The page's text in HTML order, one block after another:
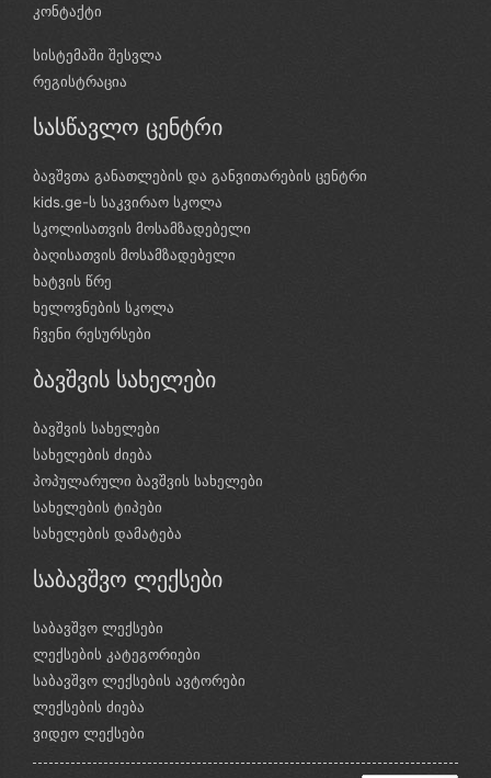
კონტაქტი
სისტემაში შესვლა
რეგისტრაცია
სასწავლო ცენტრი
ბავშვთა განათლების და განვითარების ცენტრი
kids.ge-ს საკვირაო სკოლა
სკოლისათვის მოსამზადებელი
ბაღისათვის მოსამზადებელი
ხატვის წრე
ხელოვნების სკოლა
ჩვენი რესურსები
ბავშვის სახელები
ბავშვის სახელები
სახელების ძიება
პოპულარული ბავშვის სახელები
სახელების ტიპები
სახელების დამატება
საბავშვო ლექსები
საბავშვო ლექსები
ლექსების კატეგორიები
საბავშვო ლექსების ავტორები
ლექსების ძიება
ვიდეო ლექსები